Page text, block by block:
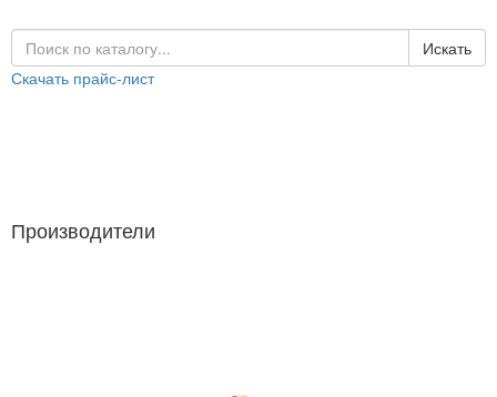
Искать
Скачать прайс-лист
Производители